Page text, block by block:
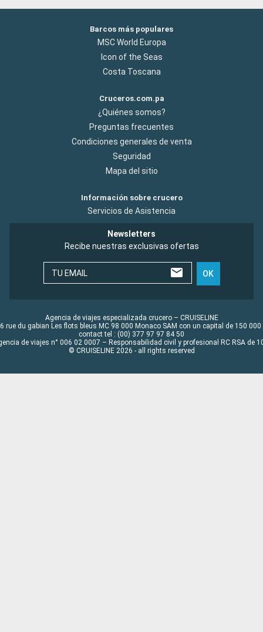
Barcos más populares
MSC World Europa
Icon of the Seas
Costa Toscana
Cruceros.com.pa
¿Quiénes somos?
Preguntas frecuentes
Condiciones generales de venta
Seguridad
Mapa del sitio
Información sobre crucero
Servicios de Asistencia
Newsletters
Recibe nuestras exclusivas ofertas
TU EMAIL OK
Agencia de viajes especializada crucero – CRUISELINE
rue du gabian Les flots bleus MC 98 000 Monaco SAM con un capital de 150 000
contact tel : (00) 377 97 97 84 50
de viajes n° 006 02 0007 – Responsabilidad civil y profesional RC RSA de
© CRUISELINE 2026 - all rights reserved